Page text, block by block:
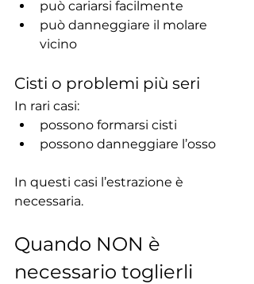
può cariarsi facilmente
può danneggiare il molare
vicino
Cisti o problemi più seri
In rari casi:
possono formarsi cisti
possono danneggiare l’osso
In questi casi l’estrazione è
necessaria.
Quando NON è
necessario toglierli